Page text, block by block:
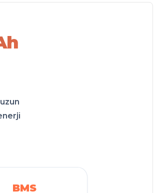
teknolojisi sayesinde çok daha uzun